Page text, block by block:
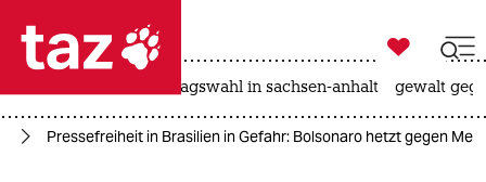
 taz zahl ich
taz zahl ich

taz zahl ich
landtagswahl in sachsen-anhalt gewalt
Pressefreiheit in Brasilien in Gefahr: Bolsonaro hetzt gegen